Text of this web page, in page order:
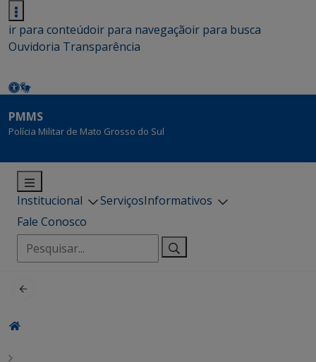
ir para conteúdoir para navegaçãoir para busca
Ouvidoria Transparência
PMMS
Polícia Militar de Mato Grosso do Sul
Institucional ServiçosInformativos
Fale Conosco
Pesquisar
por: